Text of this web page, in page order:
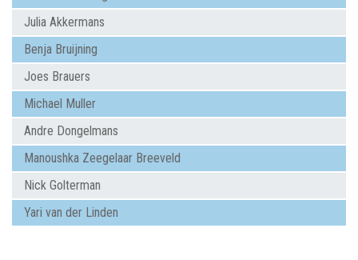
Julia Akkermans
Benja Bruijning
Joes Brauers
Michael Muller
Andre Dongelmans
Manoushka Zeegelaar Breeveld
Nick Golterman
Yari van der Linden